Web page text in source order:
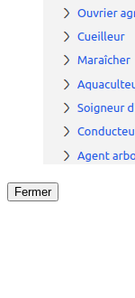
Fermer